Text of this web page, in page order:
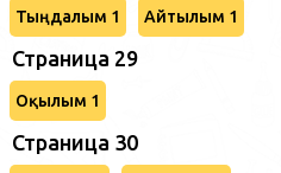
Тыңдалым 1 Айтылым 1
Страница 29
Оқылым 1
Страница 30